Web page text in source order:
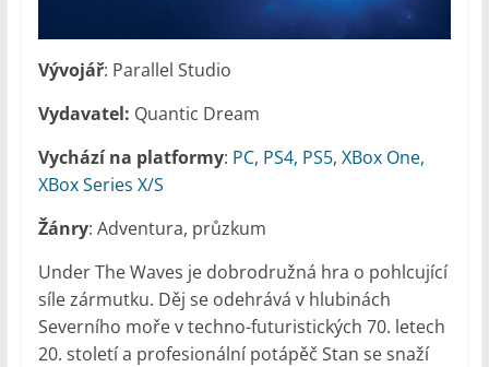
Vývojář: Parallel Studio
Vydavatel: Quantic Dream
Vychází na platformy: PC, PS4, PS5, XBox One,
XBox Series X/S
Žánry: Adventura, průzkum
Under The Waves je dobrodružná hra o pohlcující
síle zármutku. Děj se odehrává v hlubinách
Severního moře v techno-futuristických 70. letech
20. století a profesionální potápěč Stan se snaží